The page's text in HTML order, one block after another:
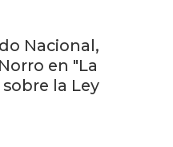
Nacional,
en "La
la Ley